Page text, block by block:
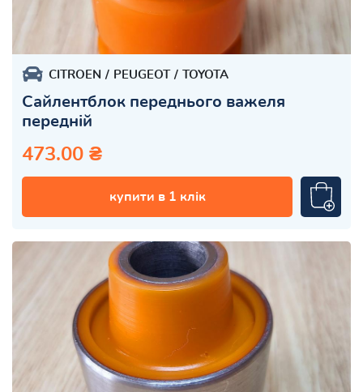
CITROEN PEUGEOT TOYOTA
Сайлентблок переднього важеля
передній
473.00 ₴
купити в 1 клік